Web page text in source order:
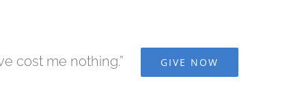
cost me nothing.” GIVE NOW